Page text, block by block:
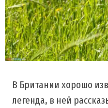
В Британии хорошо
легенда, в ней